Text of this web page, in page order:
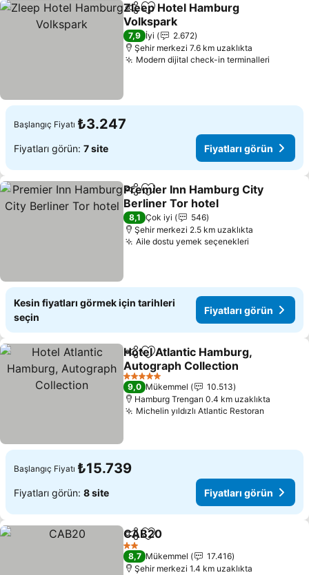
PaylaşFavorilerime ekle
Zleep Hotel Hamburg
Volkspark
7,9 İyi
2.672
Şehir merkezi 7.6 km uzaklıkta
Modern dijital check-in terminalleri
Başlangıç Fiyatı ₺3.247
Fiyatları görün: 7 site Fiyatları görün
PaylaşFavorilerime ekle
Premier Inn Hamburg City
Berliner Tor hotel
8,1 Çok iyi
546
Şehir merkezi 2.5 km uzaklıkta
Aile dostu yemek seçenekleri
Kesin fiyatları görmek için tarihleri
seçin
Fiyatları görün
PaylaşFavorilerime ekle
Hotel Atlantic Hamburg,
Autograph Collection
5 Yıldız
9,0 Mükemmel
10.513
Hamburg Trengarı 0.4 km uzaklıkta
Michelin yıldızlı Atlantic Restoran
Başlangıç Fiyatı ₺15.739
Fiyatları görün: 8 site Fiyatları görün
PaylaşFavorilerime ekle
CAB20
2 Yıldız
8,7 Mükemmel
17.416
Şehir merkezi 1.4 km uzaklıkta